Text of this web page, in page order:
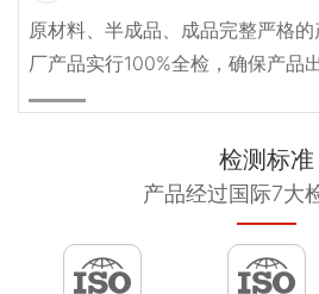
原材料、半成品、成品完整严格
厂产品实行100%全检，确保产品
检测标准
产品经过国际7大